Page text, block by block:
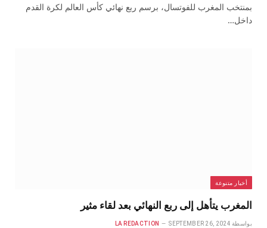
بمنتخب المغرب للفوتسال، برسم ربع نهائي كأس العالم لكرة القدم
داخل…
أخبار متنوعة
المغرب يتأهل إلى ربع النهائي بعد لقاء مثير
بواسطة LA REDACTION SEPTEMBER 26, 2024